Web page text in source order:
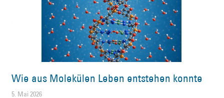
Wie aus Molekülen Leben entstehen konnte
5. Mai 2026